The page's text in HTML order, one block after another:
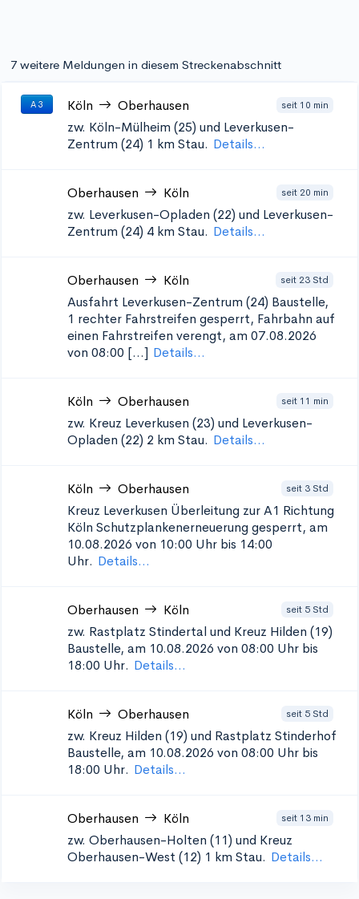
7 weitere Meldungen in diesem Streckenabschnitt
A 3 Köln Oberhausen seit 10 min
zw. Köln-Mülheim (25) und Leverkusen-
Zentrum (24) 1 km Stau. Details...
Oberhausen Köln seit 20 min
zw. Leverkusen-Opladen (22) und Leverkusen-
Zentrum (24) 4 km Stau. Details...
Oberhausen Köln seit 23 Std
Ausfahrt Leverkusen-Zentrum (24) Baustelle,
1 rechter Fahrstreifen gesperrt, Fahrbahn auf
einen Fahrstreifen verengt, am 07.08.2026
von 08:00 [...] Details...
Köln Oberhausen seit 11 min
zw. Kreuz Leverkusen (23) und Leverkusen-
Opladen (22) 2 km Stau. Details...
Köln Oberhausen seit 3 Std
Kreuz Leverkusen Überleitung zur A1 Richtung
Köln Schutzplankenerneuerung gesperrt, am
10.08.2026 von 10:00 Uhr bis 14:00
Uhr. Details...
Oberhausen Köln seit 5 Std
zw. Rastplatz Stindertal und Kreuz Hilden (19)
Baustelle, am 10.08.2026 von 08:00 Uhr bis
18:00 Uhr. Details...
Köln Oberhausen seit 5 Std
zw. Kreuz Hilden (19) und Rastplatz Stinderhof
Baustelle, am 10.08.2026 von 08:00 Uhr bis
18:00 Uhr. Details...
Oberhausen Köln seit 13 min
zw. Oberhausen-Holten (11) und Kreuz
Oberhausen-West (12) 1 km Stau. Details...